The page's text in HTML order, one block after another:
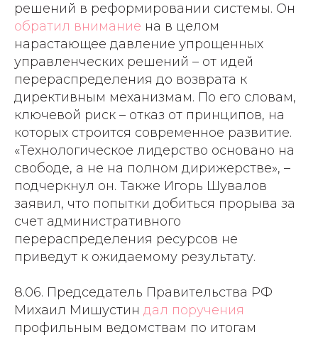
решений в реформировании системы. Он
обратил внимание на в целом
нарастающее давление упрощенных
управленческих решений – от идей
перераспределения до возврата к
директивным механизмам. По его словам,
ключевой риск – отказ от принципов, на
которых строится современное развитие.
«Технологическое лидерство основано на
свободе, а не на полном дирижерстве», –
подчеркнул он. Также Игорь Шувалов
заявил, что попытки добиться прорыва за
счет административного
перераспределения ресурсов не
приведут к ожидаемому результату.
8.06. Председатель Правительства РФ
Михаил Мишустин дал поручения
профильным ведомствам по итогам